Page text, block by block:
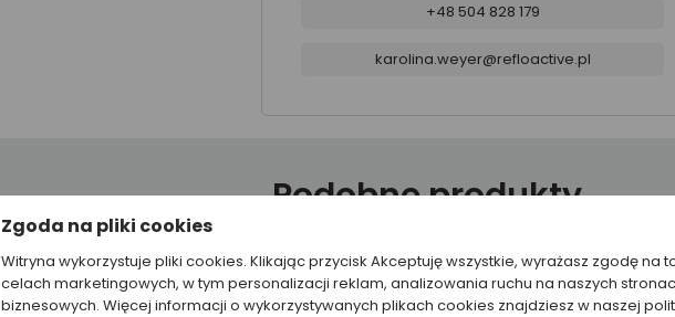
+48 504 828 179
karolina.weyer@refloactive.pl
Podobne produkty
Zgoda na pliki cookies
Witryna wykorzystuje pliki cookies. Klikając przycisk Akceptuję wszystkie, wyrażasz zgodę na
celach marketingowych, w tym personalizacji reklam, analizowania ruchu na naszych
biznesowych. Więcej informacji o wykorzystywanych plikach cookies znajdziesz w naszej